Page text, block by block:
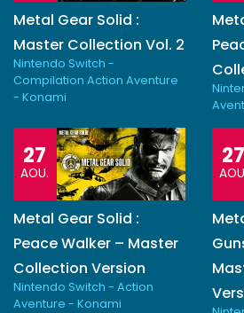
Metal Gear Solid :
Master Collection Vol. 2
Nintendo Switch -
Compilation Action Aventure
- Konami
27
AOU.
Metal Gear Solid :
Peace Walker – Master
Collection Version
Nintendo Switch - Action
Aventure - Konami
27